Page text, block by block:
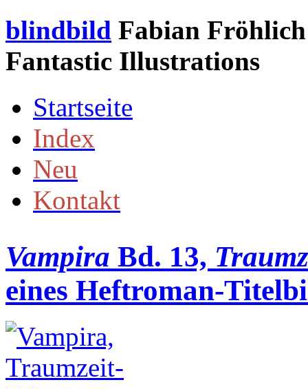
blindbild Fabian
Fantastic Illustrations
Startseite
Index
Neu
Kontakt
Vampira Bd. 13,
eines Heftroman-